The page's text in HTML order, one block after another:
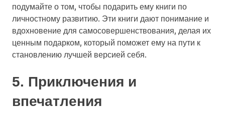
подумайте о том, чтобы подарить ему книги по
личностному развитию. Эти книги дают понимание и
вдохновение для самосовершенствования, делая их
ценным подарком, который поможет ему на пути к
становлению лучшей версией себя.
5. Приключения и
впечатления